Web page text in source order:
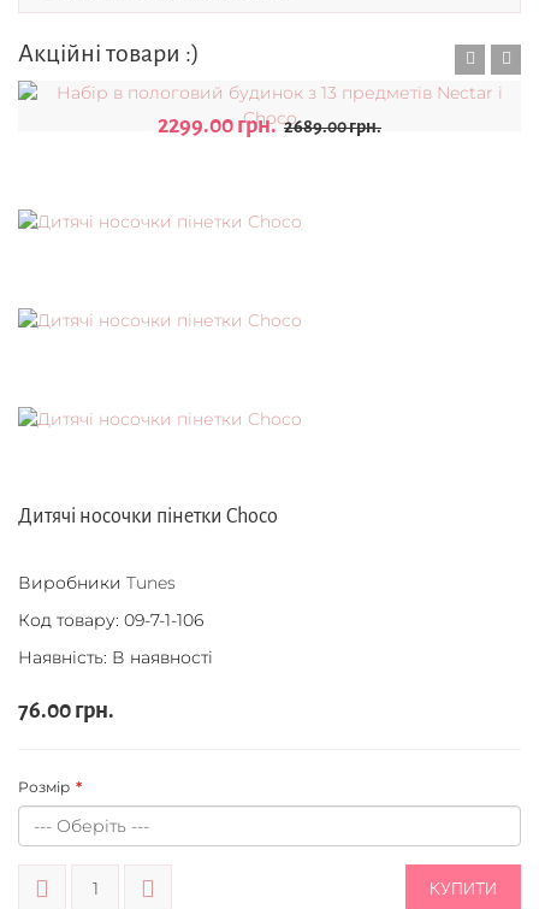
Акційні товари :)
2299.00 грн. 2689.00 грн.
Дитячі носочки пінетки Choco
Виробники Tunes
Код товару: 09-7-1-106
Наявність: В наявності
76.00 грн.
Розмір
КУПИТИ